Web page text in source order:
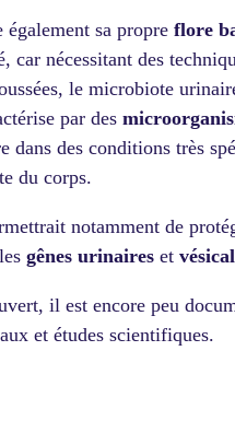
également sa propre flore
car nécessitant des
le microbiote
par des
dans des conditions très
du corps.
notamment de
gênes urinaires et
il est encore peu
et études scientifiques.